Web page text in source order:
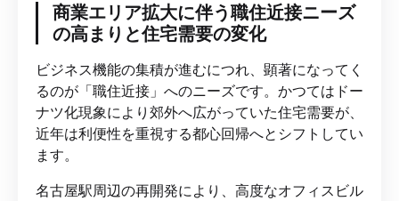
商業エリア拡大に伴う職住近接ニーズ
の高まりと住宅需要の変化
ビジネス機能の集積が進むにつれ、顕著になってく
るのが「職住近接」へのニーズです。かつてはドー
ナツ化現象により郊外へ広がっていた住宅需要が、
近年は利便性を重視する都心回帰へとシフトしてい
ます。
名古屋駅周辺の再開発により、高度なオフィスビル